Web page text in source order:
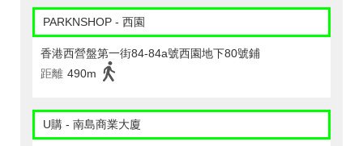
PARKNSHOP - 西園
香港西營盤第一街84-84a號西園地下80號鋪
距離 490m
U購 - 南島商業大廈